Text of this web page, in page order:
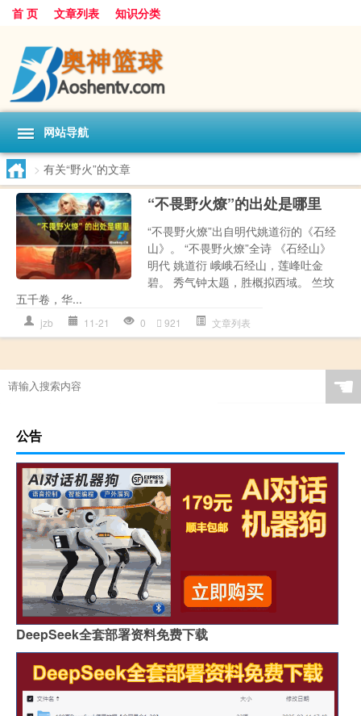
首 页 文章列表 知识分类
网站导航
> 有关“野火”的文章
“不畏野火燎”的出处是哪里
“不畏野火燎”出自明代姚道衍的《石经
山》。 “不畏野火燎”全诗 《石经山》
明代 姚道衍 峨峨石经山，莲峰吐金
碧。 秀气钟太题，胜概拟西域。 竺坟
五千卷，华...
jzb 11-21 0 921 文章列表
☚
公告
DeepSeek全套部署资料免费下载